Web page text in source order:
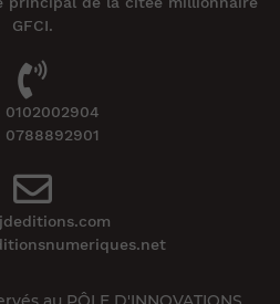
GFCI.
0102002904
0788892901